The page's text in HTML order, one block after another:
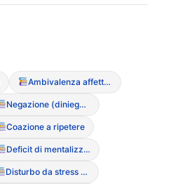
Ambivalenza affettiva
Negazione (diniego della malattia)
Coazione a ripetere
Deficit di mentalizzazione
Disturbo da stress post-traumatico (PTSD)